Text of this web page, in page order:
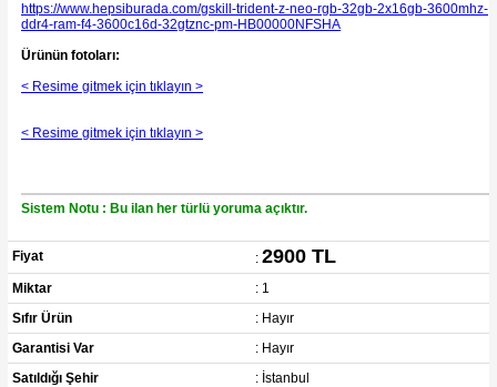
https://www.hepsiburada.com/gskill-trident-z-neo-rgb-32gb-2x16gb-3600mhz-
ddr4-ram-f4-3600c16d-32gtznc-pm-HB00000NFSHA
Ürünün fotoları:
< Resime gitmek için tıklayın >
< Resime gitmek için tıklayın >
Sistem Notu : Bu ilan her türlü yoruma açıktır.
Fiyat :2900 TL
Miktar
: 1
Sıfır Ürün
: Hayır
Garantisi Var
: Hayır
Satıldığı Şehir
: İstanbul